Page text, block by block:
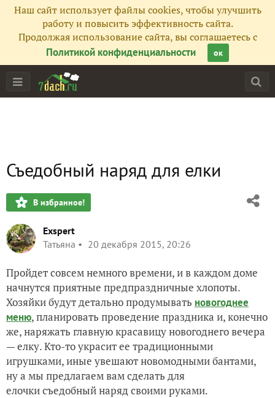
Наш сайт использует файлы cookies, чтобы улучшить
работу и повысить эффективность сайта.
Продолжая использование сайта, вы соглашаетесь с
Политикой конфиденциальности
ок
Съедобный наряд для елки
В избранное!
Exspert
Татьяна
20 декабря 2015, 20:26
Пройдет совсем немного времени, и в каждом доме
начнутся приятные предпраздничные хлопоты.
Хозяйки будут детально продумывать новогоднее
меню, планировать проведение праздника и, конечно
же, наряжать главную красавицу новогоднего вечера
— елку. Кто-то украсит ее традиционными
игрушками, иные увешают новомодными бантами,
ну а мы предлагаем вам сделать для
елочки съедобный наряд своими руками.